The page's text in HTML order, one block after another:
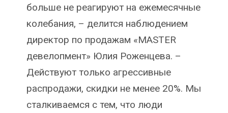
больше не реагируют на ежемесячные
колебания, – делится наблюдением
директор по продажам «MASTER
девелопмент» Юлия Роженцева. –
Действуют только агрессивные
распродажи, скидки не менее 20%. Мы
сталкиваемся с тем, что люди